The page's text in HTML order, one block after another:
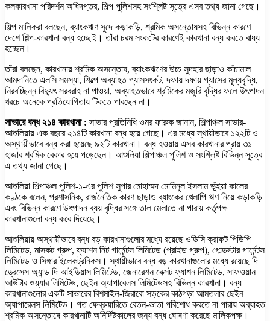
কলকারখানা পরিদর্শন অধিদপ্তর, শিল্প পুলিশসহ সংশ্লিষ্ট সূত্রে এসব তথ্য জানা গেছে।
শিল্প মালিকরা বলছেন, ব্যাংকঋণ সুদে কড়াকড়ি, শ্রমিক অসন্তোষসহ বিভিন্ন কারণে
দেশে শিল্প-কারখানা বন্ধ হচ্ছেই। তাঁরা চরম সংকটের কারণেই কারখানা বন্ধ করতে বাধ্য
হচ্ছেন।
তাঁরা বলছেন, কারখানায় শ্রমিক অসন্তোষ, ব্যাংকঋণের উচ্চ সুদহার ছাড়াও কাঁচামাল
আমদানিতে এলসি সমস্যা, শিল্পে অব্যাহত গ্যাসসংকট, দফায় দফায় গ্যাসের মূল্যবৃদ্ধি,
নিরবচ্ছিন্ন বিদ্যুৎ সরবরাহ না পাওয়া, অব্যাহতভাবে শ্রমিকের মজুরি বৃদ্ধির ফলে উৎপাদন
খরচে অনেকে প্রতিযোগিতায় টিকতে পারছেন না।
সাভারে বন্ধ ২১৪ কারখানা : সাভার প্রতিনিধি ওমর ফারুক জানান, শিল্পাঞ্চল সাভার-
আশুলিয়ায় এক বছরে ২১৪টি কারখানা বন্ধ হয়ে গেছে। এর মধ্যে স্থায়ীভাবে ১২২টি ও
অস্থায়ীভাবে বন্ধ করা হয়েছে ৯২টি কারখানা। বন্ধ হওয়ায় এসব কারখানার প্রায় ৩১
হাজার শ্রমিক বেকার হয়ে পড়েছেন। আশুলিয়া শিল্পাঞ্চল পুলিশ ও সংশ্লিষ্ট বিভিন্ন সূত্রে
এ তথ্য জানা গেছে।
আশুলিয়া শিল্পাঞ্চল পুলিশ-১-এর পুলিশ সুপার মোহাম্মদ মোমিনুল ইসলাম ভূঁইয়া কালের
কণ্ঠকে বলেন, প্রশাসনিক, রাজনৈতিক কারণ ছাড়াও ব্যাংকের খেলাপি ঋণ নিয়ে কড়াকড়ি
এবং বিভিন্ন কারণে উৎপাদন ব্যয় বৃদ্ধির সঙ্গে তাল মেলাতে না পারায় কর্তৃপক্ষ
কারখানাগুলো বন্ধ করে দিয়েছে।
আশুলিয়ায় অস্থায়ীভাবে বন্ধ বড় কারখানাগুলোর মধ্যে রয়েছে ওডিসি ক্রাফট পিডিপি
লিমিটেড, মাসকট গ্রুপ, ফ্যাশন নিট গার্মেন্টস লিমিটেড (প্রাইড গ্রুপ), গোল্ডস্টার গার্মেন্টস
লিমিটেড ও সিঙ্গার ইলেকট্রনিকস। স্থায়ীভাবে বন্ধ বড় কারখানাগুলোর মধ্যে রয়েছে দি
ড্রেসেস অ্যান্ড দি আইডিয়াস লিমিটেড, জেনারেশন নেক্সট ফ্যাশন লিমিটেড, সাফওয়ান
আউটার ওয়্যার লিমিটেড, ছেইন অ্যাপারেলস লিমিটেডসহ বিভিন্ন কারখানা। বন্ধ
কারখানাগুলোর একটি সাভারের বিশমাইল-জিরাবো সড়কের কাঠগড়া আমতলার ছেইন
অ্যাপারেলস লিমিটেড। গত ফেব্রুয়ারিতে বেতন-ভাতা পরিশোধ করতে না পারায় অব্যাহত
শ্রমিক অসন্তোষে কারখানাটি অনির্দিষ্টকালের জন্য বন্ধ ঘোষণা করেছে মালিকপক্ষ।